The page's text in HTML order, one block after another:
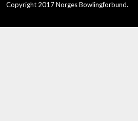
Copyright 2017 Norges Bowlingforbund.